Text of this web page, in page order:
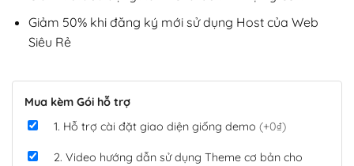
Giảm 50% khi đăng ký mới sử dụng Host của Web
Siêu Rẻ
Mua kèm Gói hỗ trợ
1. Hỗ trợ cài đặt giao diện giống demo (+0₫)
2. Video hướng dẫn sử dụng Theme cơ bản cho